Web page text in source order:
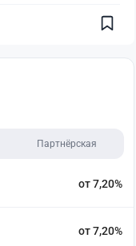
Партнёрская
от 7,20%
от 7,20%